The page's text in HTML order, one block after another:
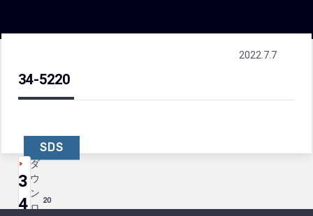
34-5220
2022.7.7
SDS
ダ
ウ
ン
ロ
20
3
4